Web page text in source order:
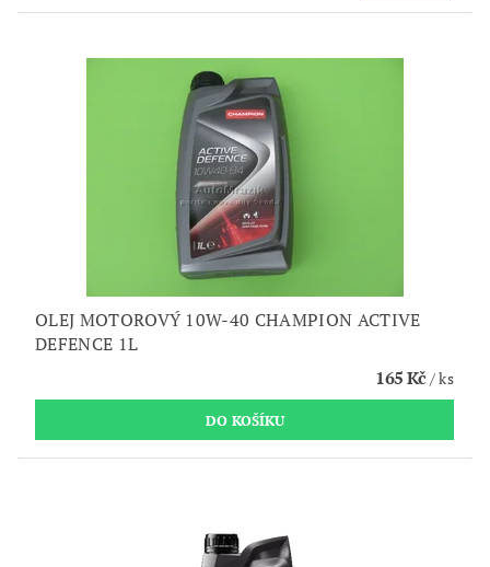
OLEJ MOTOROVÝ 10W-40 CHAMPION ACTIVE
DEFENCE 1L
165 Kč/ ks